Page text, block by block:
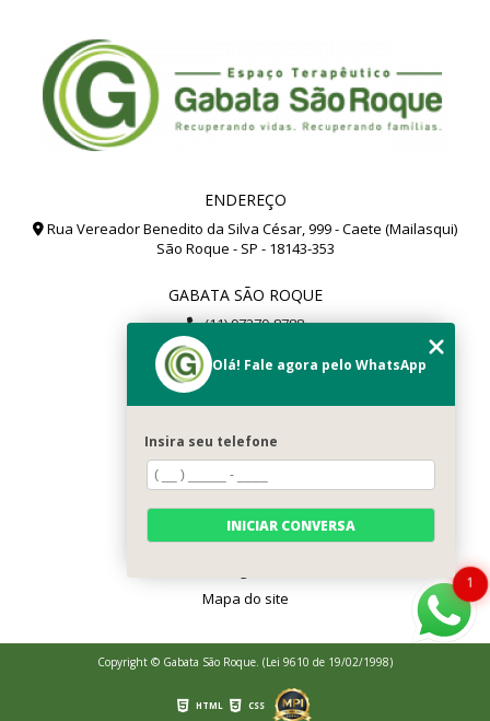
ENDEREÇO
Rua Vereador Benedito da Silva César, 999 - Caete (Mailasqui)
São Roque - SP - 18143-353
GABATA SÃO ROQUE
(11) 97279-8788
(11) 99112-8504
gabata@gabata.com.br
Home
Sobré Nós
Serviços
Contato
Mapa do site
Copyright © Gabata São Roque. (Lei 9610 de 19/02/1998)
HTML CSS
1
Olá! Fale agora pelo WhatsApp
Insira seu telefone
INICIAR CONVERSA